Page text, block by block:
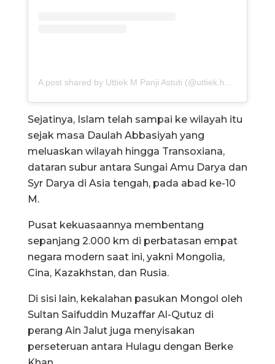
Sejatinya, Islam telah sampai ke wilayah itu
sejak masa Daulah Abbasiyah yang
meluaskan wilayah hingga Transoxiana,
dataran subur antara Sungai Amu Darya dan
Syr Darya di Asia tengah, pada abad ke-10
M.
Pusat kekuasaannya membentang
sepanjang 2.000 km di perbatasan empat
negara modern saat ini, yakni Mongolia,
Cina, Kazakhstan, dan Rusia.
Di sisi lain, kekalahan pasukan Mongol oleh
Sultan Saifuddin Muzaffar Al-Qutuz di
perang Ain Jalut juga menyisakan
perseteruan antara Hulagu dengan Berke